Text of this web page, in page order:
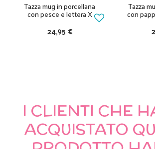
Tazza mug in porcellana
con pesce e lettera X
24,95 €
Tazza
con
I CLIENTI CHE
ACQUISTATO